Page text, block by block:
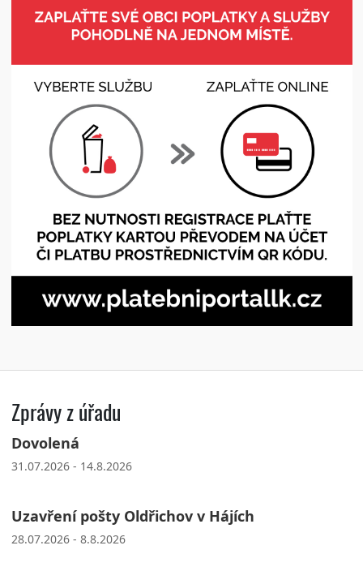
Zprávy z úřadu
Dovolená
31.07.2026 - 14.8.2026
Uzavření pošty Oldřichov v Hájích
28.07.2026 - 8.8.2026